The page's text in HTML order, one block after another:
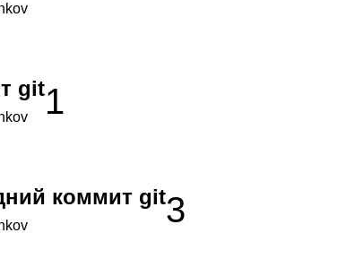
git1
коммит git3